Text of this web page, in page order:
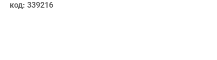
Возврат товаров
код: 339216